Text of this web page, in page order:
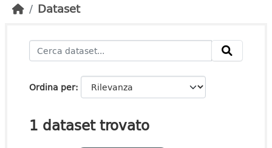
Dataset
Ordina per
1 dataset trovato